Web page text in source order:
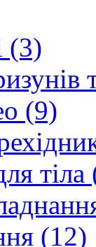
(3)
(9)
тіла
(12)